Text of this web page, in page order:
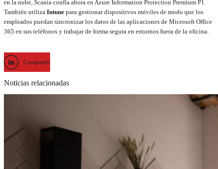
en la nube, Scania confía ahora en Azure Information Protection Premium P1.
También utiliza Intune para gestionar dispositivos móviles de modo que los
empleados puedan sincronizar los datos de las aplicaciones de Microsoft Office
365 en sus teléfonos y trabajar de forma segura en entornos fuera de la oficina.
Compartir
Noticias relacionadas